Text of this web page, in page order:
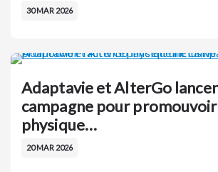
30 MAR 2026
Adaptavie et AlterGo
campagne pour
physique…
20 MAR 2026